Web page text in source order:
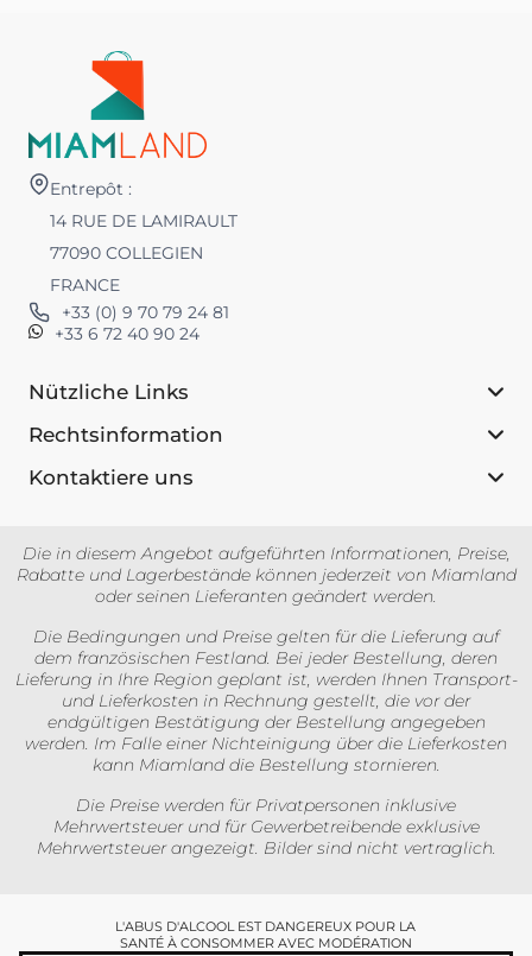
Entrepôt :
14 RUE DE LAMIRAULT
77090 COLLEGIEN
FRANCE
+33 (0) 9 70 79 24 81
+33 6 72 40 90 24
Nützliche Links
Rechtsinformation
Kontaktiere uns
Die in diesem Angebot aufgeführten Informationen, Preise,
Rabatte und Lagerbestände können jederzeit von Miamland
oder seinen Lieferanten geändert werden.
Die Bedingungen und Preise gelten für die Lieferung auf
dem französischen Festland. Bei jeder Bestellung, deren
Lieferung in Ihre Region geplant ist, werden Ihnen Transport-
und Lieferkosten in Rechnung gestellt, die vor der
endgültigen Bestätigung der Bestellung angegeben
werden. Im Falle einer Nichteinigung über die Lieferkosten
kann Miamland die Bestellung stornieren.
Die Preise werden für Privatpersonen inklusive
Mehrwertsteuer und für Gewerbetreibende exklusive
Mehrwertsteuer angezeigt. Bilder sind nicht vertraglich.
L'ABUS D'ALCOOL EST DANGEREUX POUR LA
SANTÉ À CONSOMMER AVEC MODÉRATION